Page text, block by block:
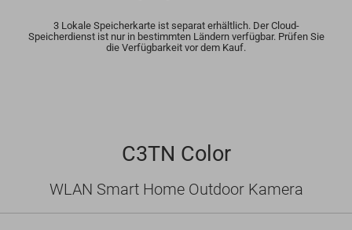
3 Lokale Speicherkarte ist separat erhältlich. Der Cloud-
Speicherdienst ist nur in bestimmten Ländern verfügbar. Prüfen Sie
die Verfügbarkeit vor dem Kauf.
C3TN Color
WLAN Smart Home Outdoor Kamera